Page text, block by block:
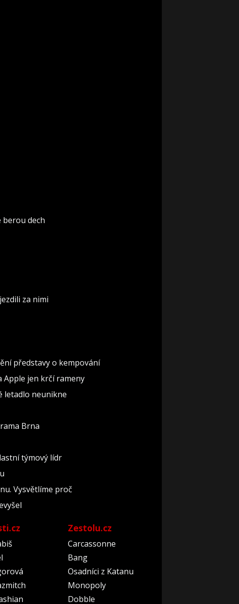
berou dech
za nimi
představy o kempování
Apple jen krčí rameny
letadlo neunikne
Brna
týmový lídr
Vysvětlíme proč
Zestolu.cz
Carcassonne
Bang
Osadníci z Katanu
Monopoly
Dobble